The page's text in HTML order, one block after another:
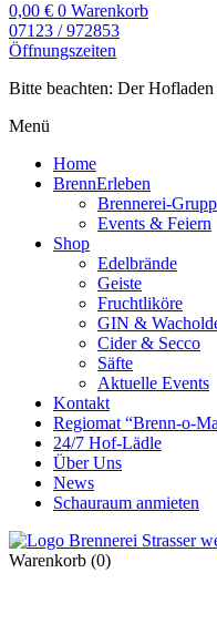
0,00 € 0 Warenkorb
07123 / 972853
Öffnungszeiten
Bitte beachten: Der
Menü
Home
BrennErleben
Brennerei-
Events & Feiern
Shop
Edelbrände
Geiste
Fruchtliköre
GIN &
Cider & Secco
Säfte
Aktuelle Events
Kontakt
Regiomat “Brenn-o-
24/7 Hof-Lädle
Über Uns
News
Schauraum anmieten
Warenkorb (0)